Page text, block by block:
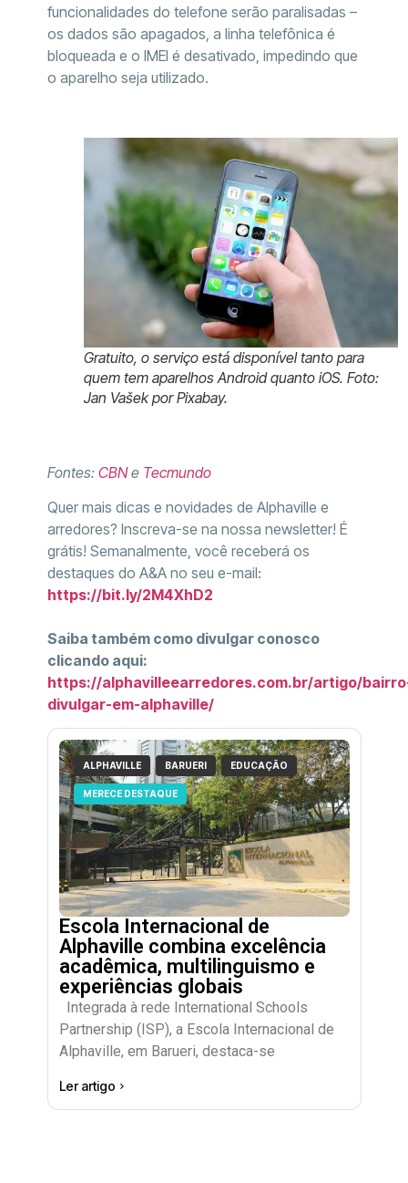
funcionalidades do telefone serão paralisadas –
os dados são apagados, a linha telefônica é
bloqueada e o IMEI é desativado, impedindo que
o aparelho seja utilizado.
Gratuito, o serviço está disponível tanto para
quem tem aparelhos Android quanto iOS. Foto:
Jan Vašek por Pixabay.
Fontes: CBNe Tecmundo
Quer mais dicas e novidades de Alphaville e
arredores? Inscreva-se na nossa newsletter! É
grátis! Semanalmente, você receberá os
destaques do A&A no seu e-mail:
https://bit.ly/2M4XhD2
Saiba também como divulgar conosco
clicando aqui:
https://alphavilleearredores.com.br/artigo/
divulgar-em-alphaville/
ALPHAVILLE BARUERI EDUCAÇÃO
MERECE DESTAQUE
Escola Internacional de
Alphaville combina excelência
acadêmica, multilinguismo e
experiências globais
Integrada à rede International Schools
Partnership (ISP), a Escola Internacional de
Alphaville, em Barueri, destaca-se
Ler artigo